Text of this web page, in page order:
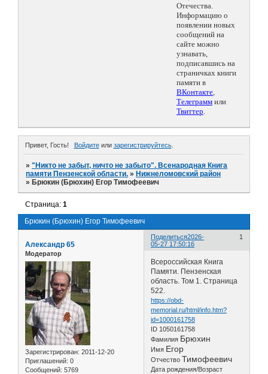
Отечества.
Информацию о
появлении новых
сообщений на
сайте можно
узнавать,
подписавшись на
страничках книги
памяти в
ВКонтакте,
Телеграмм или
Твиттер.
Привет, Гость! Войдитеили зарегистрируйтесь.
»"Никто не забыт, ничто не забыто". Всенародная Книга
памяти Пензенской области. » Нижнеломовский район
» Брюкин (Брюхин) Егор Тимофеевич
Брюкин (Брюхин) Егор Тимофеевич
Страница:1
Поделиться 1
2026-
05-27 17:50:16
Александр 65
Модератор
Зарегистрирован: 2011-12-20
Приглашений: 0
Сообщений: 5769
Всероссийская Книга
Памяти. Пензенская
область. Том 1. Страница
522.
https://obd-
memorial.ru/html/info.htm?
id=1000161758
ID 1050161758
Фамилия Брюхин
Имя Егор
Отчество Тимофеевич
Дата рождения/Возраст